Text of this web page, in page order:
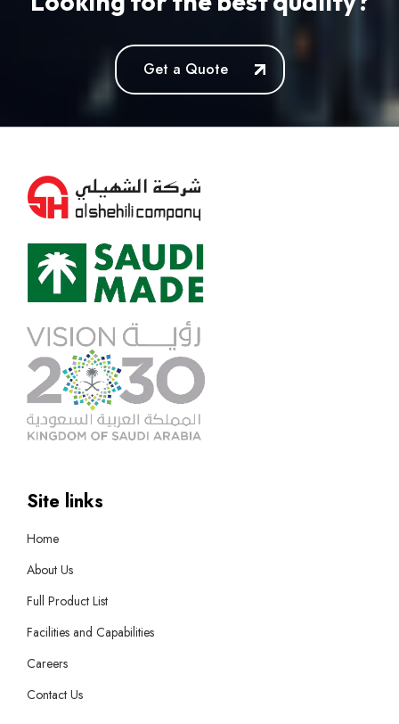
Get a Quote
Site links
Home
About Us
Full Product List
Facilities and Capabilities
Careers
Contact Us